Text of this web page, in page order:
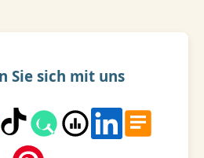
Sie sich mit uns